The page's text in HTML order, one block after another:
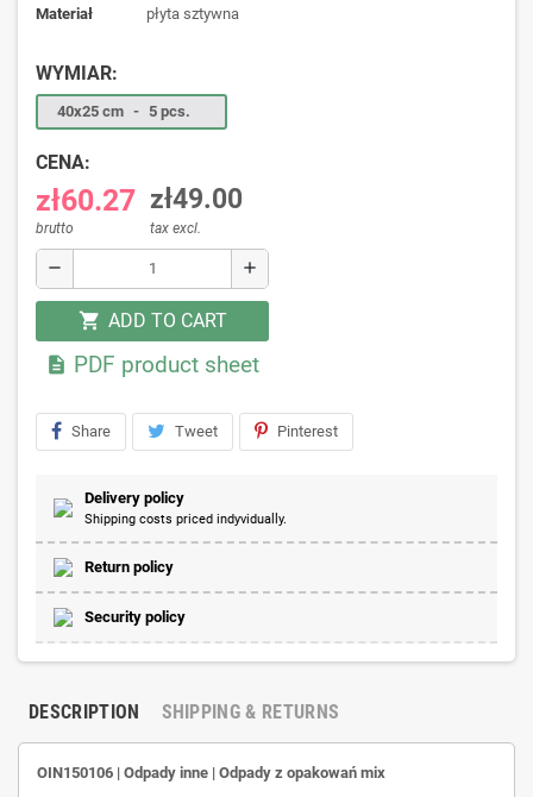
materiał
płyta sztywna
WYMIAR:
40x25 cm - 5 pcs.
CENA:
zł60.27
brutto
zł49.00
tax excl.
remove add
shopping_cart ADD TO CART
 PDF product sheet
Share Tweet Pinterest
Delivery policy
Shipping costs priced indyvidually.
Return policy
Security policy
DESCRIPTION SHIPPING & RETURNS
OIN150106 | Odpady inne | Odpady z opakowań mix